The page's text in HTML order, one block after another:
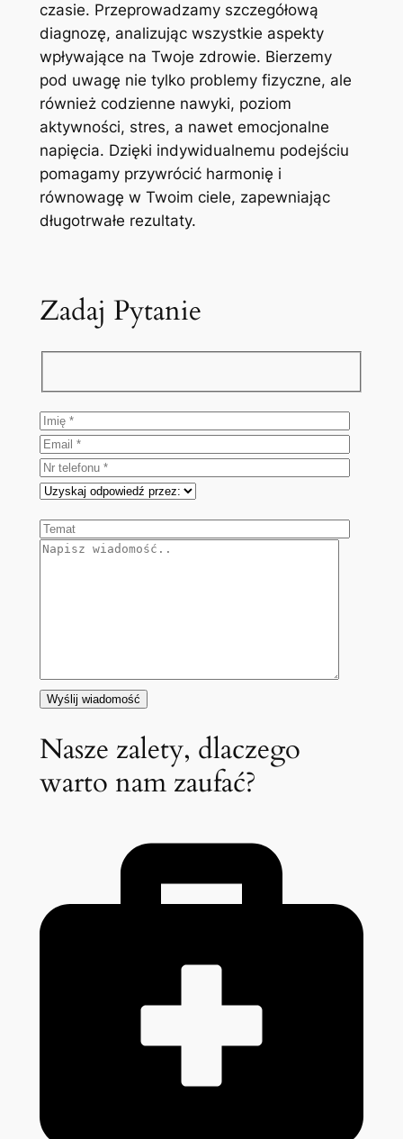
czasie. Przeprowadzamy szczegółową
diagnozę, analizując wszystkie aspekty
wpływające na Twoje zdrowie. Bierzemy
pod uwagę nie tylko problemy fizyczne, ale
również codzienne nawyki, poziom
aktywności, stres, a nawet emocjonalne
napięcia. Dzięki indywidualnemu podejściu
pomagamy przywrócić harmonię i
równowagę w Twoim ciele, zapewniając
długotrwałe rezultaty.
Zadaj Pytanie
Nasze zalety, dlaczego
warto nam zaufać?